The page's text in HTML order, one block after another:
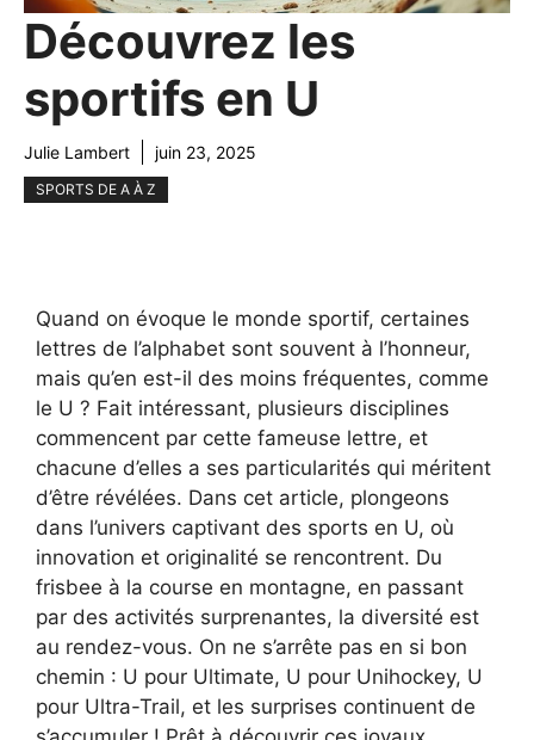
Découvrez les
sportifs en U
Julie Lambert juin 23, 2025
SPORTS DE A À Z
Quand on évoque le monde sportif, certaines
lettres de l’alphabet sont souvent à l’honneur,
mais qu’en est-il des moins fréquentes, comme
le U ? Fait intéressant, plusieurs disciplines
commencent par cette fameuse lettre, et
chacune d’elles a ses particularités qui méritent
d’être révélées. Dans cet article, plongeons
dans l’univers captivant des sports en U, où
innovation et originalité se rencontrent. Du
frisbee à la course en montagne, en passant
par des activités surprenantes, la diversité est
au rendez-vous. On ne s’arrête pas en si bon
chemin : U pour Ultimate, U pour Unihockey, U
pour Ultra-Trail, et les surprises continuent de